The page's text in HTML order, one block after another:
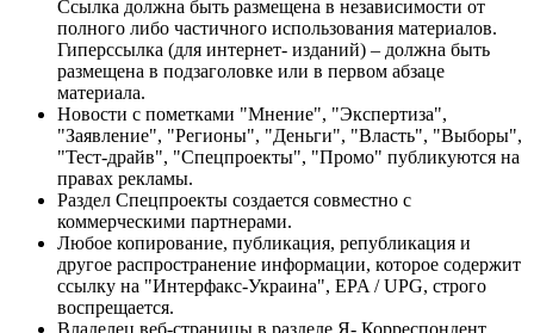
Ссылка должна быть размещена в независимости от
полного либо частичного использования материалов.
Гиперссылка (для интернет- изданий) – должна быть
размещена в подзаголовке или в первом абзаце
материала.
Новости с пометками "Мнение", "Экспертиза",
"Заявление", "Регионы", "Деньги", "Власть", "Выборы",
"Тест-драйв", "Спецпроекты", "Промо" публикуются на
правах рекламы.
Раздел Спецпроекты создается совместно с
коммерческими партнерами.
Любое копирование, публикация, републикация и
другое распространение информации, которое содержит
ссылку на "Интерфакс-Украина", EPA / UPG, строго
воспрещается.
Владелец веб-страницы в разделе Я- Корреспондент